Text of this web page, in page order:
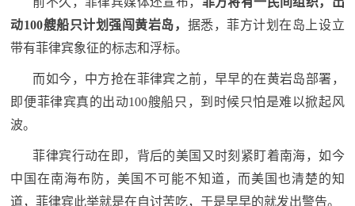
智
库
范
范
退
军
动100艘船只计划强闯黄岩岛， 据悉，菲方计划在岛上设立
带有菲律宾象征的标志和浮标。
而如今，中方抢在菲律宾之前，早早的在黄岩岛部署，
即便菲律宾真的出动100艘船只，到时候只怕是难以掀起风
波。
菲律宾行动在即，背后的美国又时刻紧盯着南海，如今
中国在南海布防，美国不可能不知道，而美国也清楚的知
道，菲律宾此举就是在自讨苦吃，于是早早的就发出警告。